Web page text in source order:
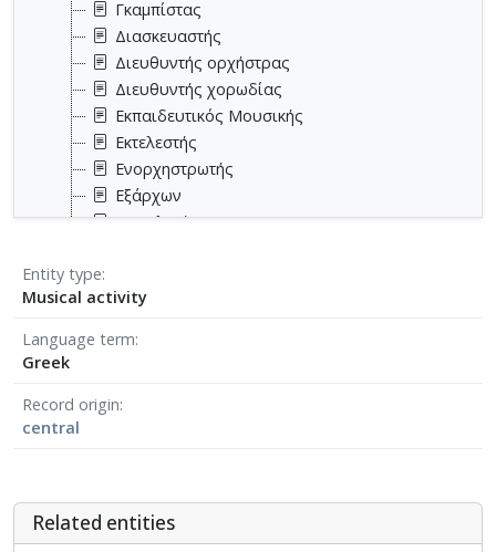
Γκαμπίστας
Διασκευαστής
Διευθυντής ορχήστρας
Διευθυντής χορωδίας
Εκπαιδευτικός Μουσικής
Εκτελεστής
Ενορχηστρωτής
Εξάρχων
Επιμελητής
Κιθαρίστας
Λιμπρετίστας
Μουσικοκριτικός
Μουσικολόγος
Entity type
Musical activity
Language term
Greek
Record origin
central
Related entities